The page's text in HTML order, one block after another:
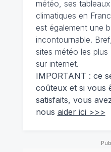
météo, ses
climatiques en
est également une
incontournable.
sites météo les
sur internet.
IMPORTANT : ce
coûteux et si vous
satisfaits, vous
nous aider ici >>>